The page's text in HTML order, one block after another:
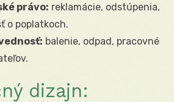
právo: reklamácie, odstúpenia,
o poplatkoch.
balenie, odpad, pracovné
dizajn: